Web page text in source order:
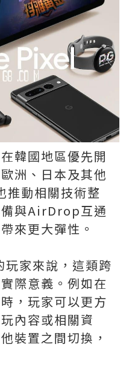
韓國地區優先開
洲、日本及其他
推動相關技術整
與AirDrop互通
來更大彈性。
玩家來說，這類跨
際意義。例如在
，玩家可以更方
內容或相關資
裝置之間切換，